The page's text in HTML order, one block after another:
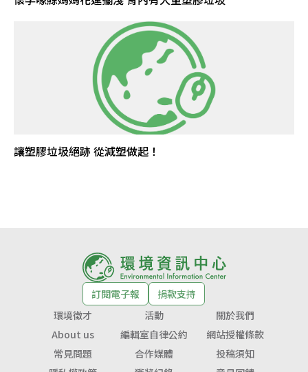
讓塑膠垃圾絕跡 從減塑做起！
訂閱電子報
捐款支持
環境徵才
活動
關於我們
About us
編輯室自律公約
網站授權條款
常見問題
合作媒體
投稿須知